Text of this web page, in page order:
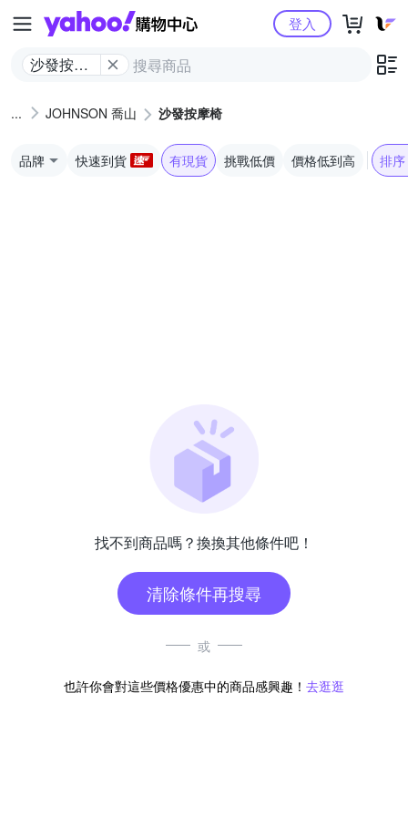
Yahoo購物中心
沙發按摩
登入
JOHNSON 喬山 沙發按摩椅
品牌 快速到貨 有現貨 挑戰低價 價格低到高 排序
找不到商品嗎？換換其他條件吧！
清除條件再搜尋
或
也許你會對這些價格優惠中的商品感興趣！ 去逛逛